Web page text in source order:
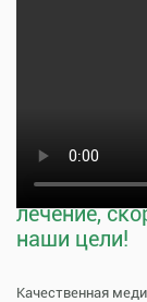
лечение,
наши цели!
Качественная